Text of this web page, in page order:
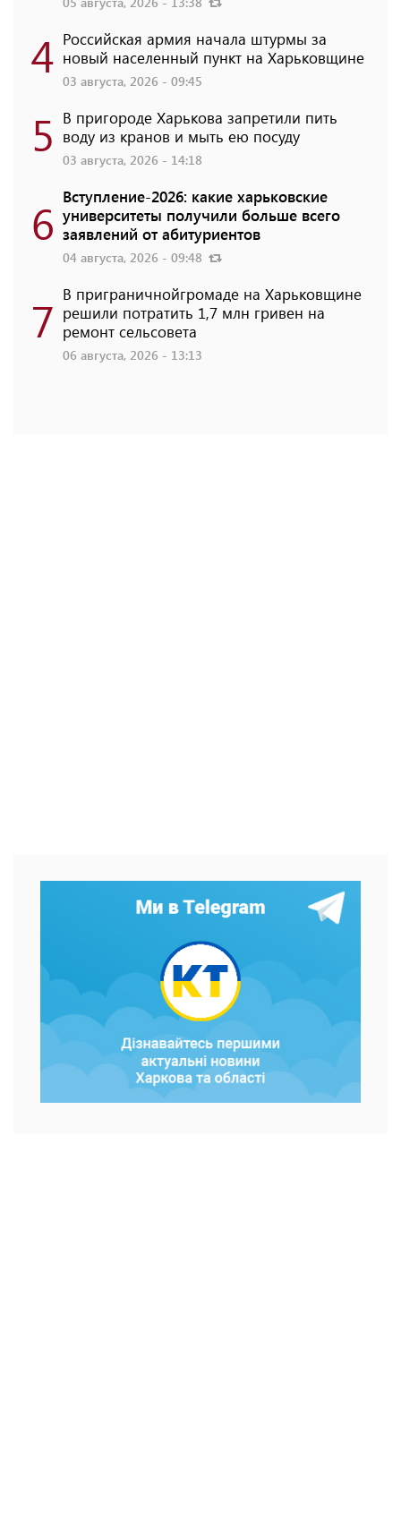
4 Российская армия начала штурмы за
новый населенный пункт на Харьковщине
03 августа, 2026 - 09:45
5 В пригороде Харькова запретили пить
воду из кранов и мыть ею посуду
03 августа, 2026 - 14:18
6 Вступление-2026: какие харьковские
университеты получили больше всего
заявлений от абитуриентов
04 августа, 2026 - 09:48
7 В приграничнойгромаде на Харьковщине
решили потратить 1,7 млн ​​гривен на
ремонт сельсовета
06 августа, 2026 - 13:13